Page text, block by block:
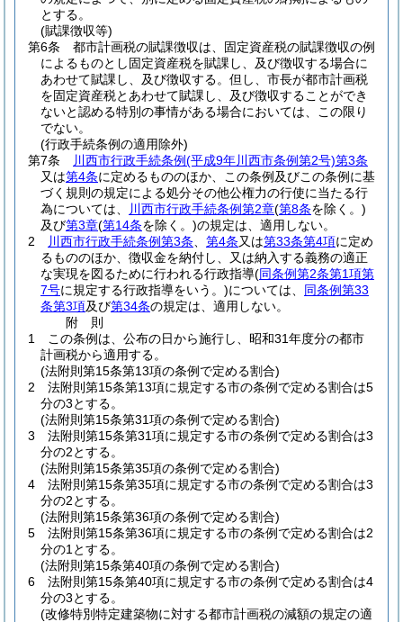
とする。
(賦課徴収等)
第6条
都市計画税の賦課徴収は、固定資産税の賦課徴収の例
によるものとし固定資産税を賦課し、及び徴収する場合に
あわせて賦課し、及び徴収する。 但し、市長が都市計画税
を固定資産税とあわせて賦課し、及び徴収することができ
ないと認める特別の事情がある場合においては、この限り
でない。
(行政手続条例の適用除外)
第7条
川西市行政手続条例(平成9年川西市条例第2号)第3条
又は第4条に定めるもののほか、この条例及びこの条例に基
づく規則の規定による処分その他公権力の行使に当たる行
為については、
川西市行政手続条例第2章(第8条を除く。)
及び第3章(第14条を除く。)の規定は、適用しない。
2
川西市行政手続条例第3条 第4条又は第33条第4項に定め
るもののほか、徴収金を納付し、又は納入する義務の適正
な実現を図るために行われる行政指導(同条例第2条第1項第
7号に規定する行政指導をいう。)については、 同条例第33
条第3項及び第34条の規定は、適用しない。
附 則
1
この条例は、公布の日から施行し、昭和31年度分の都市
計画税から適用する。
(法附則第15条第13項の条例で定める割合)
2
法附則第15条第13項に規定する市の条例で定める割合は5
分の3とする。
(法附則第15条第31項の条例で定める割合)
3
法附則第15条第31項に規定する市の条例で定める割合は3
分の2とする。
(法附則第15条第35項の条例で定める割合)
4
法附則第15条第35項に規定する市の条例で定める割合は3
分の2とする。
(法附則第15条第36項の条例で定める割合)
5
法附則第15条第36項に規定する市の条例で定める割合は2
分の1とする。
(法附則第15条第40項の条例で定める割合)
6
法附則第15条第40項に規定する市の条例で定める割合は4
分の3とする。
(改修特別特定建築物に対する都市計画税の減額の規定の適